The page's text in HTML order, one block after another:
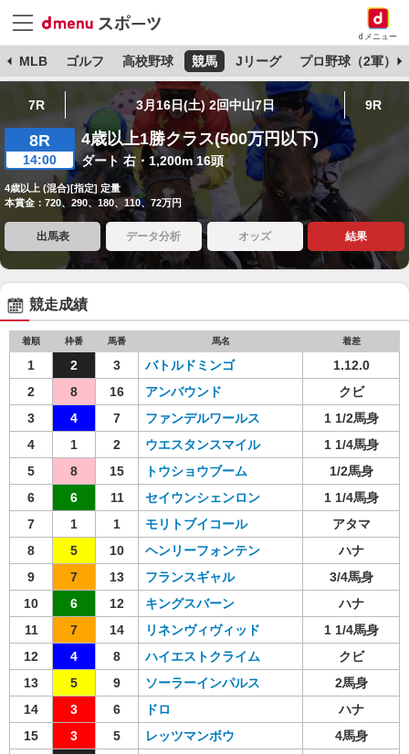
dメニュー
MLB ゴルフ 高校野球 競馬 Jリーグ プロ野球（2軍）
7R 3月16日(土) 2回中山7日 9R
8R
14:00
4歳以上1勝クラス(500万円以下)
ダート 右・1,200m 16頭
4歳以上 (混合)[指定] 定量
本賞金：720、290、180、110、72万円
出馬表 データ分析 オッズ 結果
競走成績
着順 枠番 馬番 馬名 着差
1 2 3 バトルドミンゴ
1.12.0
2
8 16 アンバウンド
クビ
3
4 7 ファンデルワールス
1 1/2馬身
4
1 2 ウエスタンスマイル
1 1/4馬身
5
8 15 トウショウブーム
1/2馬身
6
6 11 セイウンシェンロン
1 1/4馬身
7
1 1 モリトブイコール
アタマ
8
5 10 ヘンリーフォンテン
ハナ
9
7 13 フランスギャル
3/4馬身
10
6 12 キングスバーン
ハナ
11
7 14 リネンヴィヴィッド
1 1/4馬身
12
4 8 ハイエストクライム
クビ
13
5 9 ソーラーインパルス
2馬身
14
3 6 ドロ
ハナ
15
3 5 レッツマンボウ
4馬身